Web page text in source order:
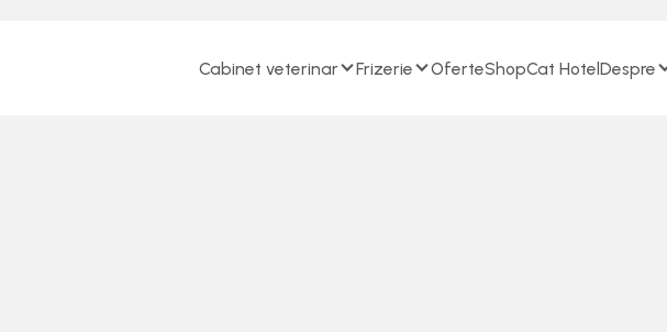
Cabinet veterinar Frizerie OferteShopCat HotelDespre